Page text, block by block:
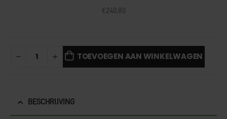
€240,80
TOEVOEGEN AAN WINKELWAGEN
BESCHRIJVING